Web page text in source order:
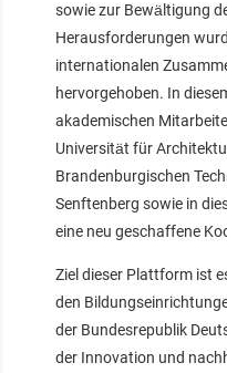
sowie zur Bewältigung
Herausforderungen
internationalen
hervorgehoben. In
akademischen
Universität für
Brandenburgischen
Senftenberg sowie in
eine neu geschaffene
Ziel dieser Plattform ist
den
der Bundesrepublik
der Innovation und